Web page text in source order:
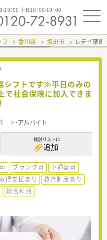
19：00 土日10：00-19：00
フ 香川県 坂出市 レデイ薬
シフトです≫平日のみの
社会保険に加入できま
ート・アルバイト
検討リストに
追加
ブランク可
車通勤可
得支援あり
教育制度あり
総合科目